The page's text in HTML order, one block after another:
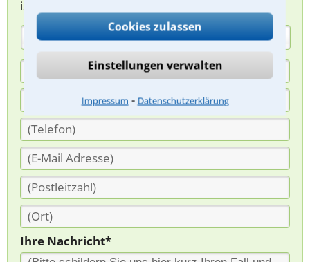
Cookies zulassen
Einstellungen verwalten
Impressum ⁃ Datenschutzerklärung
ist für Sie kostenlos.
(Anrede)
Ihre Nachricht*